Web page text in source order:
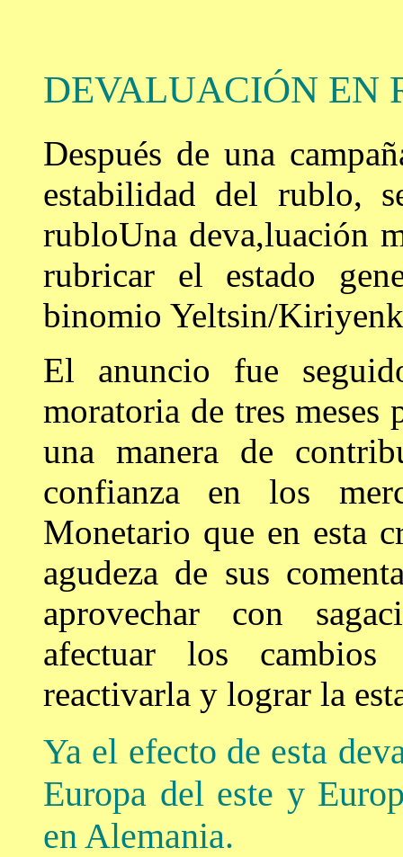
DEVALUACIÓN EN
Después de una
estabilidad del rublo,
rubloUna deva,luación
rubricar el estado
binomio Yeltsin/
El anuncio fue
moratoria de tres meses
una manera de
confianza en los
Monetario que en esta
agudeza de sus
aprovechar con
afectuar los
reactivarla y lograr la
Ya el efecto de esta
Europa del este y
en Alemania.